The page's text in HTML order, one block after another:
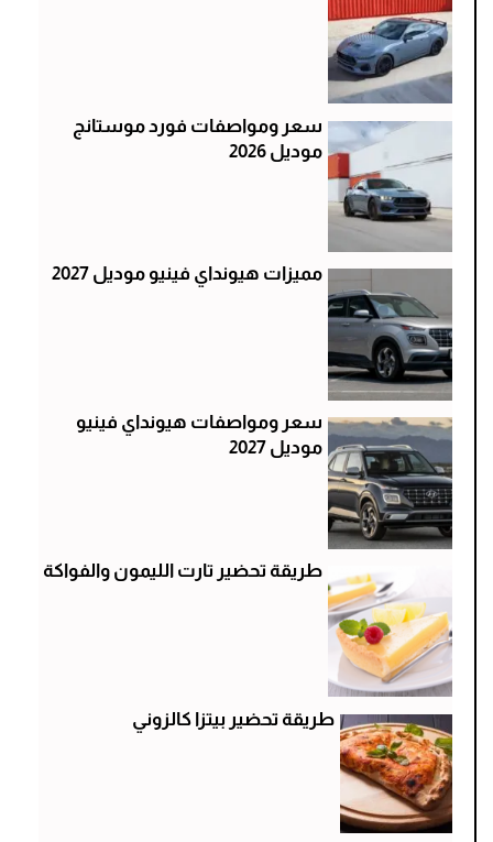
سعر ومواصفات فورد موستانج
موديل 2026
مميزات هيونداي فينيو موديل 2027
سعر ومواصفات هيونداي فينيو
موديل 2027
طريقة تحضير تارت الليمون والفواكة
طريقة تحضير بيتزا كالزوني